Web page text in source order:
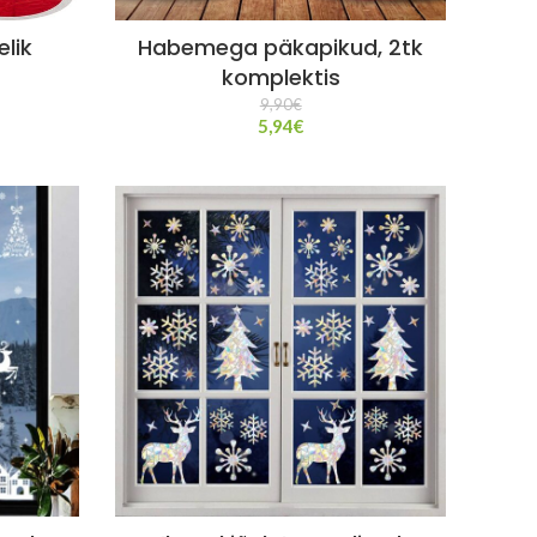
Habemega päkapikud, 2tk
komplektis
9,90€
5,94€